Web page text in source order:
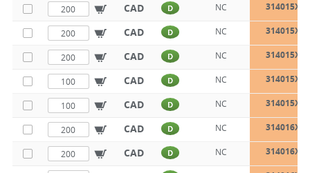
CAD D NC 314015X30
CAD D NC 314015X35
CAD D NC 314015X40
CAD D NC 314015X50
CAD D NC 314015X60
CAD D NC 314016X10
CAD D NC 314016X12